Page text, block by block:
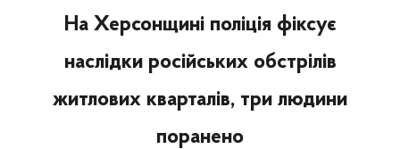
На Херсонщині поліція фіксує
наслідки російських обстрілів
житлових кварталів, три людини
поранено